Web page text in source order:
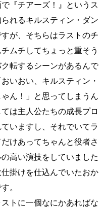
『チアーズ！』というス
れるキルスティン・ダン
が、そちらはラストのチ
ムチしてちょっと重そう
転するシーンがあるんで
いおい、キルスティン・
ん！」と思ってしまうん
は主人公たちの成長プロ
いますし、それでいてラ
けあってちゃんと役者さ
高い演技をしていました
掛けを仕込んでいたおか
。
トに一個なにかあればな